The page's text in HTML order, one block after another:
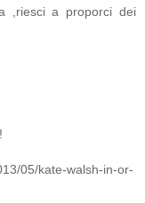
,riesci a proporci dei
05/kate-walsh-in-or-